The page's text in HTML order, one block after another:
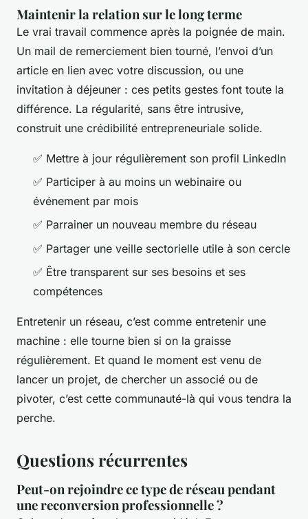
Maintenir la relation sur le long terme
Le vrai travail commence après la poignée de main.
Un mail de remerciement bien tourné, l’envoi d’un
article en lien avec votre discussion, ou une
invitation à déjeuner : ces petits gestes font toute la
différence. La régularité, sans être intrusive,
construit une crédibilité entrepreneuriale solide.
✅ Mettre à jour régulièrement son profil LinkedIn
✅ Participer à au moins un webinaire ou
événement par mois
✅ Parrainer un nouveau membre du réseau
✅ Partager une veille sectorielle utile à son cercle
✅ Être transparent sur ses besoins et ses
compétences
Entretenir un réseau, c’est comme entretenir une
machine : elle tourne bien si on la graisse
régulièrement. Et quand le moment est venu de
lancer un projet, de chercher un associé ou de
pivoter, c’est cette communauté-là qui vous tendra la
perche.
Questions récurrentes
Peut-on rejoindre ce type de réseau pendant
une reconversion professionnelle ?